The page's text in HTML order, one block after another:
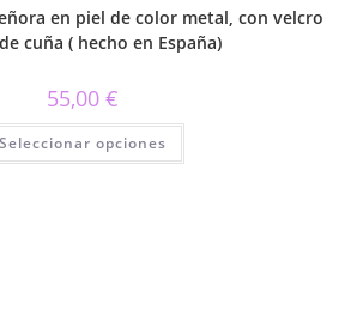
en piel de color metal, con velcro
cuña ( hecho en España)
55,00 €
Seleccionar opciones
Este
tiene